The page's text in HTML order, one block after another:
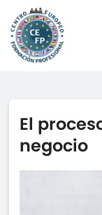
El
negocio